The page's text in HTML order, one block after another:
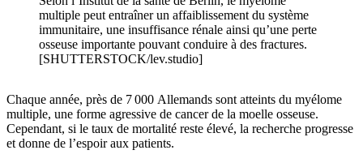
multiple peut entraîner un affaiblissement du système
immunitaire, une insuffisance rénale ainsi qu’une perte
osseuse importante pouvant conduire à des fractures.
[SHUTTERSTOCK/lev.studio]
Chaque année, près de 7 000 Allemands sont atteints du myélome
multiple, une forme agressive de cancer de la moelle osseuse.
Cependant, si le taux de mortalité reste élevé, la recherche progresse
et donne de l’espoir aux patients.